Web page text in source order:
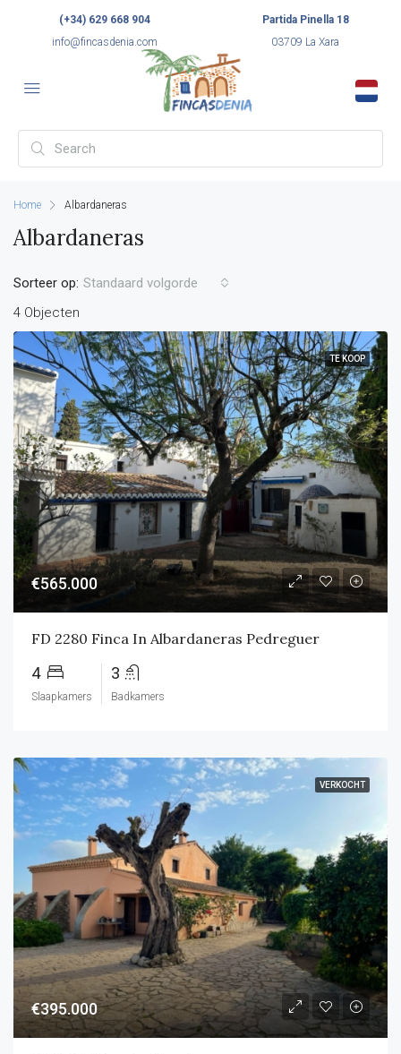
(+34) 629 668 904
info@fincasdenia.com
Partida Pinella 18
03709 La Xara
Home Albardaneras
Albardaneras
4 Objecten
Sorteer op: Standaard volgorde
TE KOOP
€565.000
FD 2280 Finca In Albardaneras Pedreguer
4
Slaapkamers
3
Badkamers
VERKOCHT
€395.000